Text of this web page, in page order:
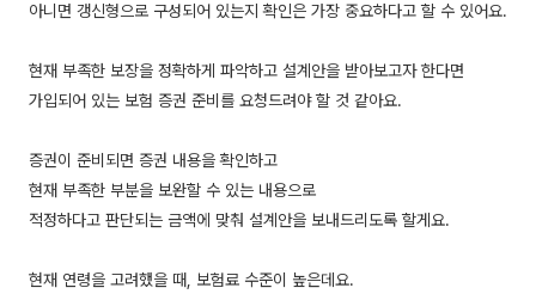
아니면 갱신형으로 구성되어 있는지 확인은 가장 중요하다고 할 수 있어요.
현재 부족한 보장을 정확하게 파악하고 설계안을 받아보고자 한다면
가입되어 있는 보험 증권 준비를 요청드려야 할 것 같아요.
증권이 준비되면 증권 내용을 확인하고
현재 부족한 부분을 보완할 수 있는 내용으로
적정하다고 판단되는 금액에 맞춰 설계안을 보내드리도록 할게요.
현재 연령을 고려했을 때, 보험료 수준이 높은데요.